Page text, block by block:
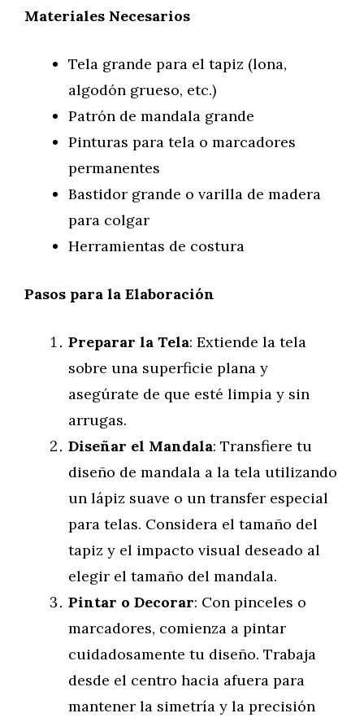
Materiales Necesarios
Tela grande para el tapiz (lona,
algodón grueso, etc.)
Patrón de mandala grande
Pinturas para tela o marcadores
permanentes
Bastidor grande o varilla de madera
para colgar
Herramientas de costura
Pasos para la Elaboración
Preparar la Tela: Extiende la tela
sobre una superficie plana y
asegúrate de que esté limpia y sin
arrugas.
Diseñar el Mandala: Transfiere tu
diseño de mandala a la tela utilizando
un lápiz suave o un transfer especial
para telas. Considera el tamaño del
tapiz y el impacto visual deseado al
elegir el tamaño del mandala.
Pintar o Decorar: Con pinceles o
marcadores, comienza a pintar
cuidadosamente tu diseño. Trabaja
desde el centro hacia afuera para
mantener la simetría y la precisión